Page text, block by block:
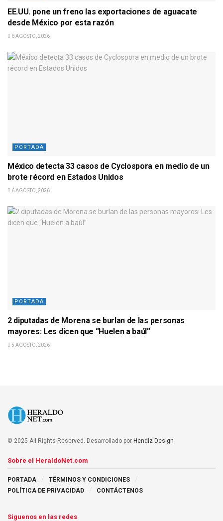
EE.UU. pone un freno las exportaciones de aguacate
desde México por esta razón
6 AGOSTO, 2026
PORTADA
México detecta 33 casos de Cyclospora en medio de un
brote récord en Estados Unidos
6 AGOSTO, 2026
PORTADA
2 diputadas de Morena se burlan de las personas
mayores: Les dicen que “Huelen a baúl”
5 AGOSTO, 2026
© 2025 All Rights Reserved. Desarrollado por Hendiz Design
Sobre el HeraldoNet.com
PORTADA
TÉRMINOS Y CONDICIONES
POLÍTICA DE PRIVACIDAD
CONTÁCTENOS
Siguenos en las redes